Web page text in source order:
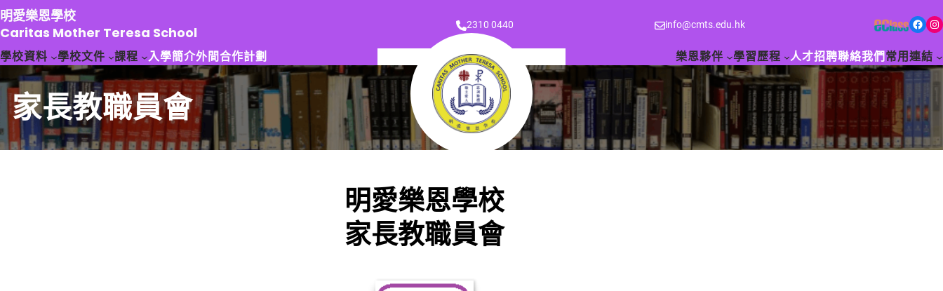
跳
至
主
要
容
明愛樂恩學校
Caritas Mother Teresa School
2310 0440 info@cmts.edu.hk Facebook Instagram
學校資料 學校文件 課程 入學簡介外間合作計劃 樂恩夥伴 學習歷程 人才招聘聯絡我們 常用連結
家長教職員會
明愛樂恩學校
家長教職員會